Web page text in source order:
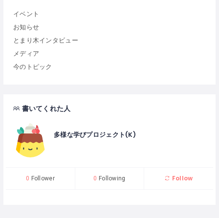
イベント
お知らせ
とまり木インタビュー
メディア
今のトピック
書いてくれた人
多様な学びプロジェクト(K)
0 Follower 0 Following Follow